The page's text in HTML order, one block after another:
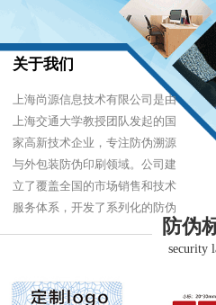
关于我们
上海尚源信息技术有限公司是由
上海交通大学教授团队发起的国
家高新技术企业，专注防伪溯源
与外包装防伪印刷领域。公司建
立了覆盖全国的市场销售和技术
服务体系，开发了系列化的防伪
产品，以难仿制、易识别、优成
本的技术，经受住了市场的严酷
防伪
security